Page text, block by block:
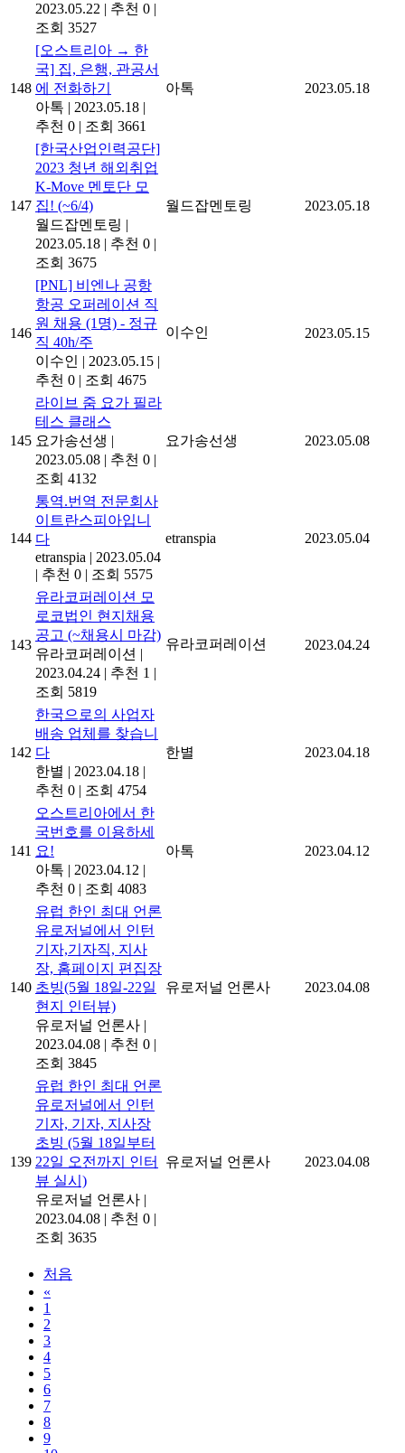
2023.05.22 | 추천 0 |
조회 3527
148
[오스트리아 → 한
국] 집, 은행, 관공서
에 전화하기
아톡 | 2023.05.18 |
추천 0 | 조회 3661
아톡 2023.05.18
147
[한국산업인력공단]
2023 청년 해외취업
K-Move 멘토단 모
집! (~6/4)
월드잡멘토링 |
2023.05.18 | 추천 0 |
조회 3675
월드잡멘토링 2023.05.18
146
[PNL] 비엔나 공항
항공 오퍼레이션 직
원 채용 (1명) - 정규
직 40h/주
이수인 | 2023.05.15 |
추천 0 | 조회 4675
이수인 2023.05.15
145
라이브 줌 요가 필라
테스 클래스
요가송선생 |
2023.05.08 | 추천 0 |
조회 4132
요가송선생 2023.05.08
144
통역.번역 전문회사
이트란스피아입니
다
etranspia | 2023.05.04
| 추천 0 | 조회 5575
etranspia 2023.05.04
143
유라코퍼레이션 모
로코법인 현지채용
공고 (~채용시 마감)
유라코퍼레이션 |
2023.04.24 | 추천 1 |
조회 5819
유라코퍼레이션 2023.04.24
142
한국으로의 사업자
배송 업체를 찾습니
다
한별 | 2023.04.18 |
추천 0 | 조회 4754
한별 2023.04.18
141
오스트리아에서 한
국번호를 이용하세
요!
아톡 | 2023.04.12 |
추천 0 | 조회 4083
아톡 2023.04.12
140
유럽 한인 최대 언론
유로저널에서 인턴
기자,기자직, 지사
장, 홈페이지 편집장
초빙(5월 18일-22일
현지 인터뷰)
유로저널 언론사 |
2023.04.08 | 추천 0 |
조회 3845
유로저널 언론사 2023.04.08
139
유럽 한인 최대 언론
유로저널에서 인턴
기자, 기자, 지사장
초빙 (5월 18일부터
22일 오전까지 인터
뷰 실시)
유로저널 언론사 |
2023.04.08 | 추천 0 |
조회 3635
유로저널 언론사 2023.04.08
처음
«
1
2
3
4
5
6
7
8
9